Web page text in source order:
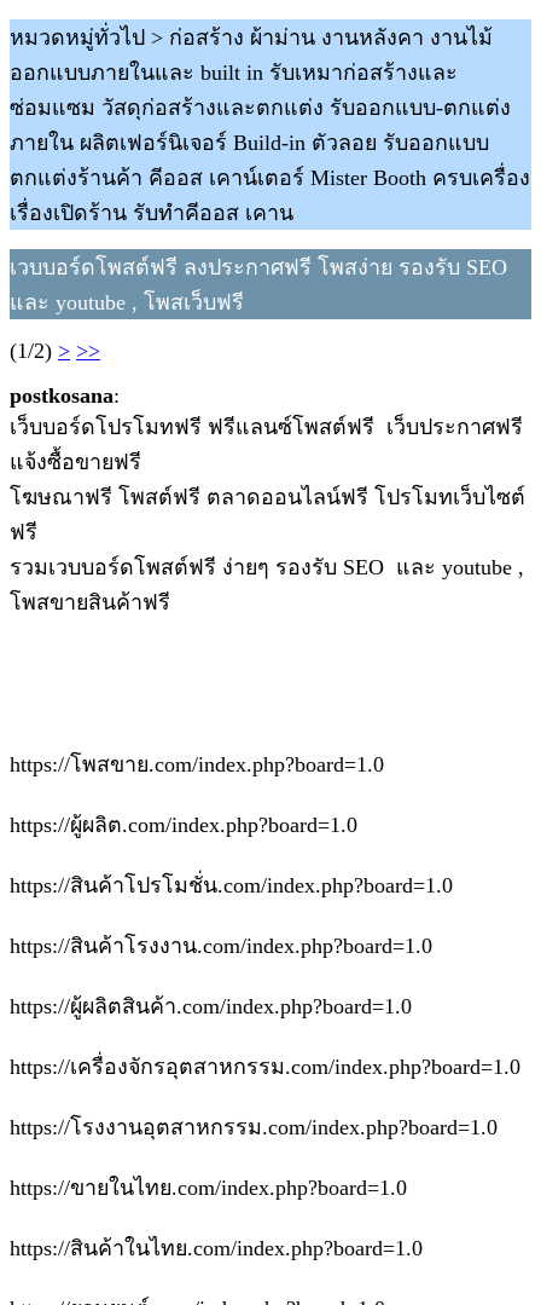
หมวดหมู่ทั่วไป > ก่อสร้าง ผ้าม่าน งานหลังคา งานไม้
ออกแบบภายในและ built in รับเหมาก่อสร้างและ
ซ่อมแซม วัสดุก่อสร้างและตกแต่ง รับออกแบบ-ตกแต่ง
ภายใน ผลิตเฟอร์นิเจอร์ Build-in ตัวลอย รับออกแบบ
ตกแต่งร้านค้า คีออส เคาน์เตอร์ Mister Booth ครบเครื่อง
เรื่องเปิดร้าน รับทำคีออส เคาน
เวบบอร์ดโพสต์ฟรี ลงประกาศฟรี โพสง่าย รองรับ SEO
และ youtube , โพสเว็บฟรี
(1/2) > >>
postkosana:
เว็บบอร์ดโปรโมทฟรี ฟรีแลนซ์โพสต์ฟรี เว็บประกาศฟรี
แจ้งซื้อขายฟรี
โฆษณาฟรี โพสต์ฟรี ตลาดออนไลน์ฟรี โปรโมทเว็บไซต์
ฟรี
รวมเวบบอร์ดโพสต์ฟรี ง่ายๆ รองรับ SEO และ youtube ,
โพสขายสินค้าฟรี
https://โพสขาย.com/index.php?board=1.0
https://ผู้ผลิต.com/index.php?board=1.0
https://สินค้าโปรโมชั่น.com/index.php?board=1.0
https://สินค้าโรงงาน.com/index.php?board=1.0
https://ผู้ผลิตสินค้า.com/index.php?board=1.0
https://เครื่องจักรอุตสาหกรรม.com/index.php?board=1.0
https://โรงงานอุตสาหกรรม.com/index.php?board=1.0
https://ขายในไทย.com/index.php?board=1.0
https://สินค้าในไทย.com/index.php?board=1.0